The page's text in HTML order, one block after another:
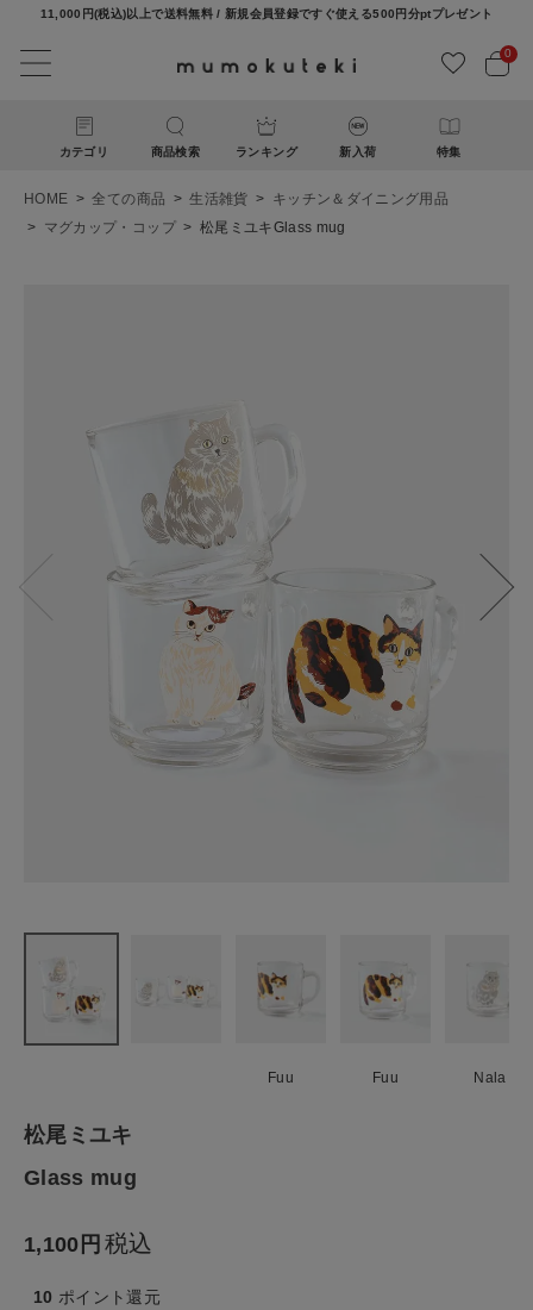
11,000円(税込)以上で送料無料 / 新規会員登録ですぐ使える500円分ptプレゼント
0
カテゴリ 商品検索 ランキング 新入荷 特集
ようこそ ゲスト 様
ファッション雑貨
食品
ギフト
ブランド
HOME 全ての商品 生活雑貨
キッチン＆ダイニング用品
マグカップ・コップ
松尾ミユキGlass mug
Fuu Fuu Nala
松尾ミユキ
Glass mug
1,100 税込
10 ポイント還元